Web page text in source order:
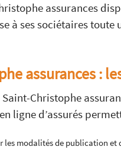
assurances
à ses sociétaires toute
assurances :
Saint-Christophe
ligne d’assurés
les modalités de publication et